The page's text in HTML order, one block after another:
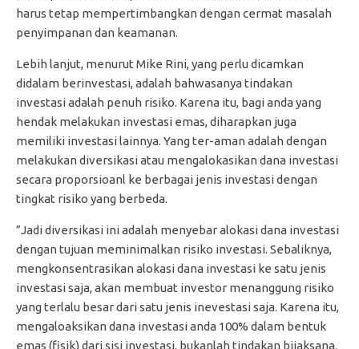
harus tetap mempertimbangkan dengan cermat masalah
penyimpanan dan keamanan.
Lebih lanjut, menurut Mike Rini, yang perlu dicamkan
didalam berinvestasi, adalah bahwasanya tindakan
investasi adalah penuh risiko. Karena itu, bagi anda yang
hendak melakukan investasi emas, diharapkan juga
memiliki investasi lainnya. Yang ter-aman adalah dengan
melakukan diversikasi atau mengalokasikan dana investasi
secara proporsioanl ke berbagai jenis investasi dengan
tingkat risiko yang berbeda.
”Jadi diversikasi ini adalah menyebar alokasi dana investasi
dengan tujuan meminimalkan risiko investasi. Sebaliknya,
mengkonsentrasikan alokasi dana investasi ke satu jenis
investasi saja, akan membuat investor menanggung risiko
yang terlalu besar dari satu jenis inevestasi saja. Karena itu,
mengaloaksikan dana investasi anda 100% dalam bentuk
emas (fisik) dari sisi investasi, bukanlah tindakan bijaksana.